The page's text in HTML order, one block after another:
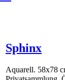
Sphinx
Aquarell. 58x78